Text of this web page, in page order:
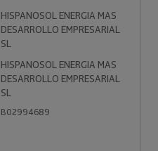
HISPANOSOL ENERGIA MAS
DESARROLLO EMPRESARIAL
SL
HISPANOSOL ENERGIA MAS
DESARROLLO EMPRESARIAL
SL
B02994689